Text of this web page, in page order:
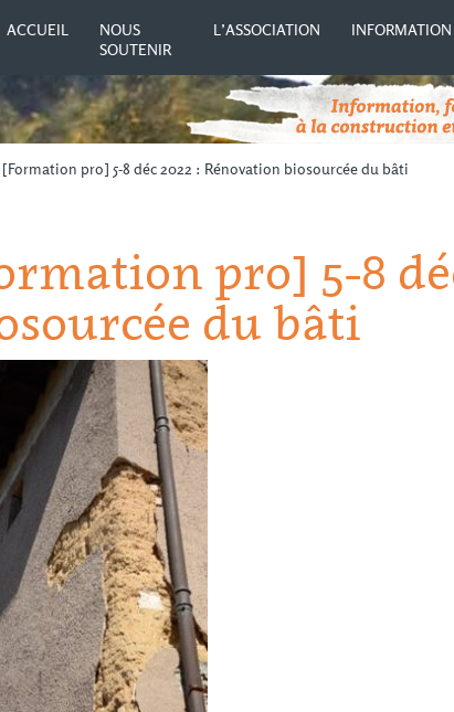
ACCUEIL
NOUS
SOUTENIR
L’ASSOCIATION INFORMATION
[Formation pro] 5-8 déc 2022 : Rénovation biosourcée du bâti
pro] 5-8
du bâti